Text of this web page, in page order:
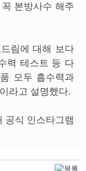
본방사수 해주
림에 대해 보다
력 테스트 등 다
모두 흡수력과
라고 설명했다.
공식 인스타그램